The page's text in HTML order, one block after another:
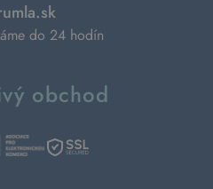
do 24 hodín
obchod